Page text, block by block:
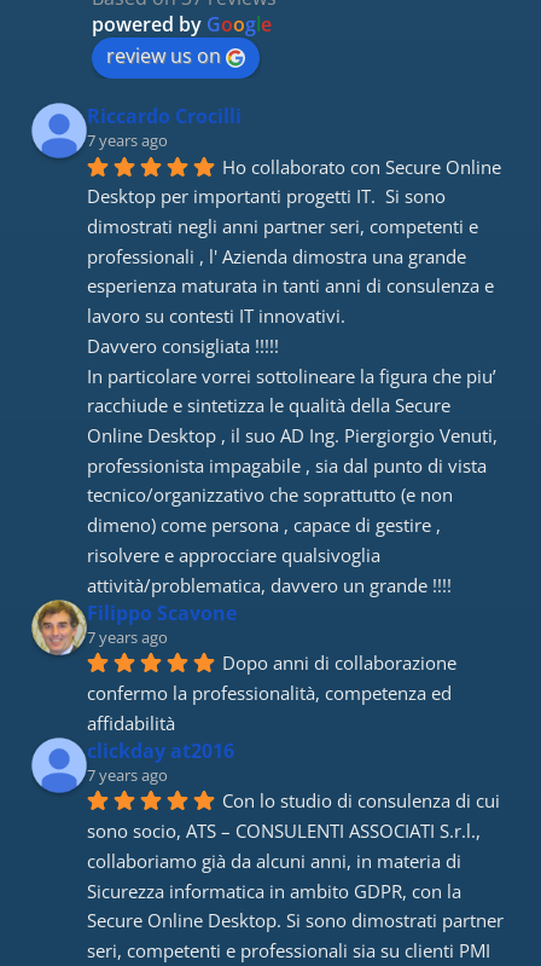
powered by Google
review us on
Riccardo Crocilli
7 years ago
Ho collaborato con Secure Online
Desktop per importanti progetti IT.  Si sono
dimostrati negli anni partner seri, competenti e
professionali , l' Azienda dimostra una grande
esperienza maturata in tanti anni di consulenza e
lavoro su contesti IT innovativi.
Davvero consigliata !!!!!
In particolare vorrei sottolineare la figura che piu’
racchiude e sintetizza le qualità della Secure
Online Desktop , il suo AD Ing. Piergiorgio Venuti,
professionista impagabile , sia dal punto di vista
tecnico/organizzativo che soprattutto (e non
dimeno) come persona , capace di gestire ,
risolvere e approcciare qualsivoglia
attività/problematica, davvero un grande !!!!
Filippo Scavone
7 years ago
Dopo anni di collaborazione
confermo la professionalità, competenza ed
affidabilità
clickday at2016
7 years ago
Con lo studio di consulenza di cui
sono socio, ATS – CONSULENTI ASSOCIATI S.r.l.,
collaboriamo già da alcuni anni, in materia di
Sicurezza informatica in ambito GDPR, con la
Secure Online Desktop. Si sono dimostrati partner
seri, competenti e professionali sia su clienti PMI